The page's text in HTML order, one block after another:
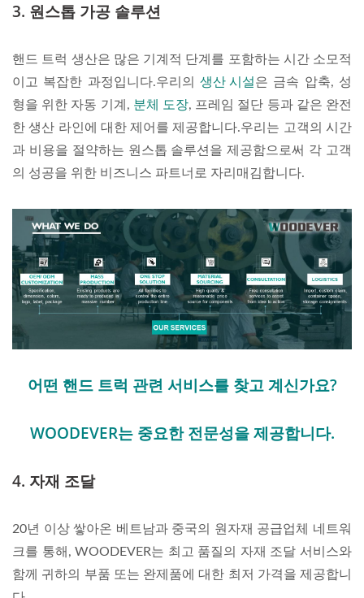
3. 원스톱 가공 솔루션
핸드 트럭 생산은 많은 기계적 단계를 포함하는 시간 소모적
이고 복잡한 과정입니다.우리의 생산 시설은 금속 압축, 성
형을 위한 자동 기계, 분체 도장, 프레임 절단 등과 같은 완전
한 생산 라인에 대한 제어를 제공합니다.우리는 고객의 시간
과 비용을 절약하는 원스톱 솔루션을 제공함으로써 각 고객
의 성공을 위한 비즈니스 파트너로 자리매김합니다.
어떤 핸드 트럭 관련 서비스를 찾고 계신가요?
WOODEVER는 중요한 전문성을 제공합니다.
4. 자재 조달
20년 이상 쌓아온 베트남과 중국의 원자재 공급업체 네트워
크를 통해, WOODEVER는 최고 품질의 자재 조달 서비스와
함께 귀하의 부품 또는 완제품에 대한 최저 가격을 제공합니